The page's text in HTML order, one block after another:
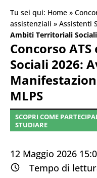
Tu sei qui: Home »
assistenziali » Assistenti
Ambiti Territoriali Sociali
Concorso
Sociali 2026:
MLPS
SCOPRI COME
STUDIARE
12 Maggio 2026
Tempo di